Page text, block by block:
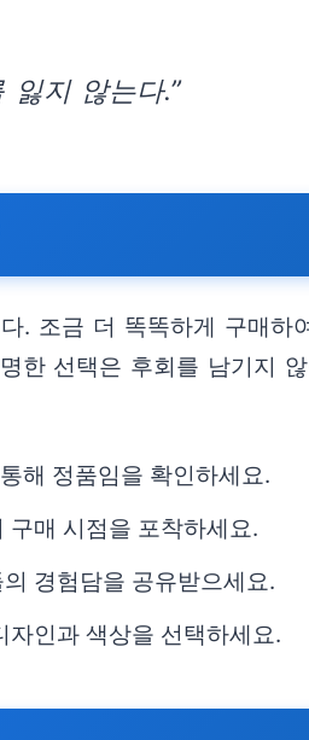
잃지 않는다.”
. 조금 더 똑똑하게 구매하
한 선택은 후회를 남기지
해 정품임을 확인하세요.
매 시점을 포착하세요.
경험담을 공유받으세요.
인과 색상을 선택하세요.